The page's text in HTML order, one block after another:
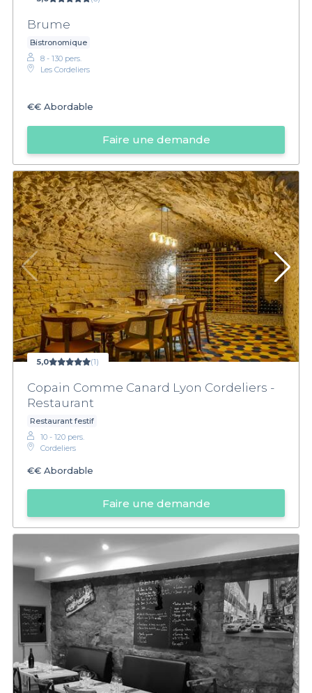
Brume
Bistronomique
8 - 130 pers.
Les Cordeliers
€€ Abordable
Faire une demande
5,0 (1)
Copain Comme Canard Lyon Cordeliers -
Restaurant
Restaurant festif
10 - 120 pers.
Cordeliers
€€ Abordable
Faire une demande